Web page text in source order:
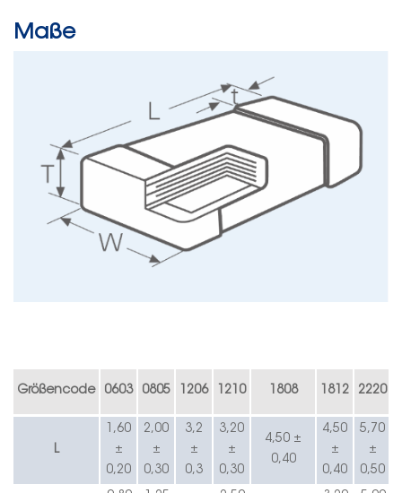
Maße
Größencode 0603 0805 1206 1210 1808 1812 2220
L
1,60
±
0,20
2,00
±
0,30
3,2
±
0,3
3,20
±
0,30
4,50 ±
0,40
4,50
±
0,40
5,70
±
0,50